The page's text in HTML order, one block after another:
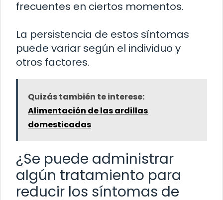
frecuentes en ciertos momentos.
La persistencia de estos síntomas
puede variar según el individuo y
otros factores.
Quizás también te interese:
Alimentación de las ardillas
domesticadas
¿Se puede administrar
algún tratamiento para
reducir los síntomas de